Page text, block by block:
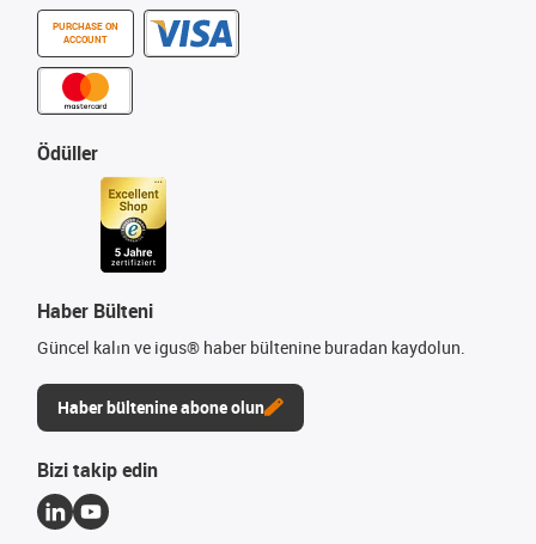
PURCHASE ON
ACCOUNT
Ödüller
Haber Bülteni
Güncel kalın ve igus® haber bültenine buradan kaydolun.
Haber bültenine abone olun
Bizi takip edin